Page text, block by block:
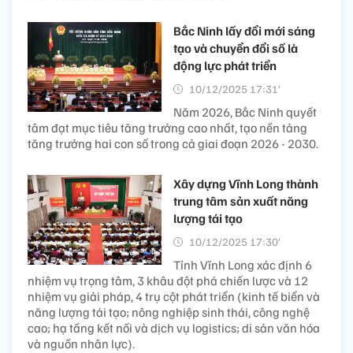
Bắc Ninh lấy đổi mới sáng
tạo và chuyển đổi số là
động lực phát triển
10/12/2025 17:31’
Năm 2026, Bắc Ninh quyết
tâm đạt mục tiêu tăng trưởng cao nhất, tạo nền tảng
tăng trưởng hai con số trong cả giai đoạn 2026 - 2030.
Xây dựng Vĩnh Long thành
trung tâm sản xuất năng
lượng tái tạo
10/12/2025 17:30’
Tỉnh Vĩnh Long xác định 6
nhiệm vụ trọng tâm, 3 khâu đột phá chiến lược và 12
nhiệm vụ giải pháp, 4 trụ cột phát triển (kinh tế biển và
năng lượng tái tạo; nông nghiệp sinh thái, công nghệ
cao; hạ tầng kết nối và dịch vụ logistics; di sản văn hóa
và nguồn nhân lực).